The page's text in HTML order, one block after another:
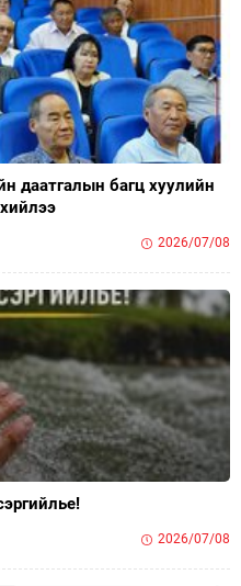
даатгалын багц хуулийн
2026/07/08
2026/07/08